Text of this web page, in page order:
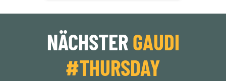
NÄCHSTERGAUDI
#THURSDAY